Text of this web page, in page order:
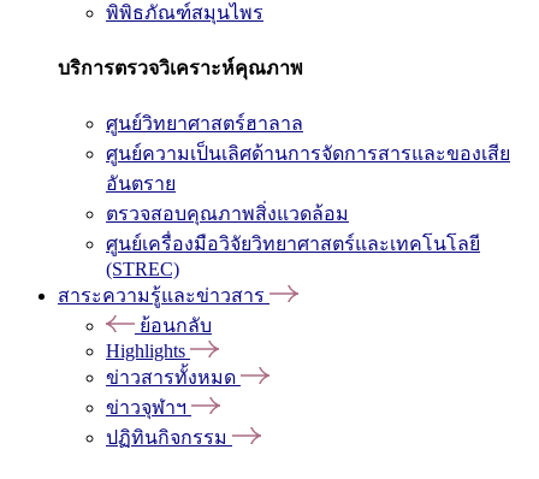
พิพิธภัณฑ์สมุนไพร
บริการตรวจวิเคราะห์คุณภาพ
ศูนย์วิทยาศาสตร์ฮาลาล
ศูนย์ความเป็นเลิศด้านการจัดการสารและของเสีย
อันตราย
ตรวจสอบคุณภาพสิ่งแวดล้อม
ศูนย์เครื่องมือวิจัยวิทยาศาสตร์และเทคโนโลยี
(STREC)
สาระความรู้และข่าวสาร
ย้อนกลับ
Highlights
ข่าวสารทั้งหมด
ข่าวจุฬาฯ
ปฏิทินกิจกรรม